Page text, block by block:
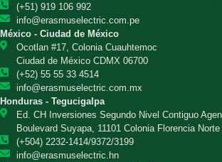
(+51) 919 106 992
info@erasmuselectric.com.pe
México - Ciudad de México
Ocotlan #17, Colonia Cuauhtemoc
Ciudad de México CDMX 06700
(+52) 55 55 33 4514
info@erasmuselectric.com.mx
Honduras - Tegucigalpa
Ed. CH Inversiones Segundo Nivel Contiguo
Boulevard Suyapa, 11101 Colonia Florencia Norte
(+504) 2232-1414/9372/3199
info@erasmuselectric.hn